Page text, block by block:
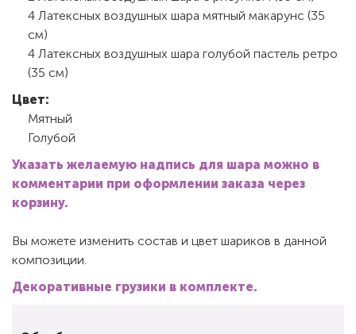
4 Латексных воздушных шара мятный макарунс (35
см)
4 Латексных воздушных шара голубой пастель ретро
(35 см)
Цвет:
Мятный
Голубой
Указать желаемую надпись для шара можно в
комментарии при оформлении заказа через
корзину.
Вы можете изменить состав и цвет шариков в данной
композиции.
Декоративные грузики в комплекте.